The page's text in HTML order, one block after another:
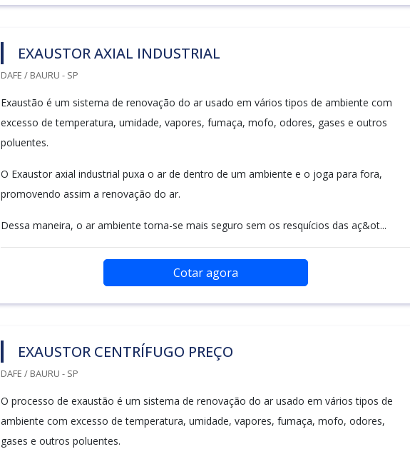
EXAUSTOR AXIAL INDUSTRIAL
DAFE / BAURU - SP
Exaustão é um sistema de renovação do ar usado em vários tipos de ambiente com
excesso de temperatura, umidade, vapores, fumaça, mofo, odores, gases e outros
poluentes.
O Exaustor axial industrial puxa o ar de dentro de um ambiente e o joga para fora,
promovendo assim a renovação do ar.
Dessa maneira, o ar ambiente torna-se mais seguro sem os resquícios das aç&ot...
Cotar agora
EXAUSTOR CENTRÍFUGO PREÇO
DAFE / BAURU - SP
O processo de exaustão é um sistema de renovação do ar usado em vários tipos de
ambiente com excesso de temperatura, umidade, vapores, fumaça, mofo, odores,
gases e outros poluentes.